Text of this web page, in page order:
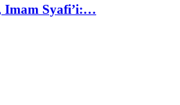
Imam Syafi’i:…